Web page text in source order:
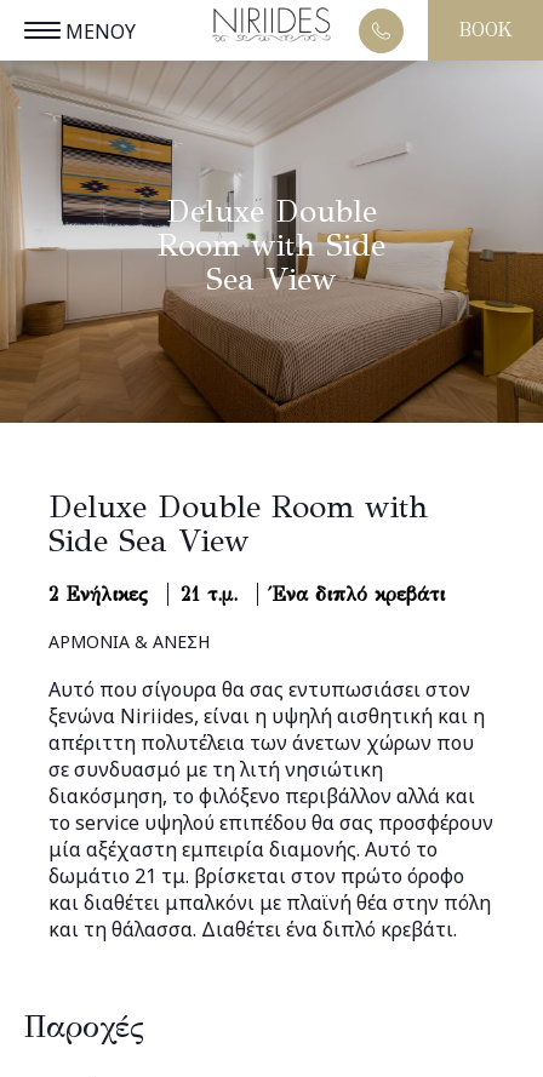
ΜΕΝΟΥ BOOK
Deluxe Double
Room with Side
Sea View
Deluxe Double Room with
Side Sea View
2 Ενήλικες 21 τ.μ. Ένα διπλό κρεβάτι
ΑΡΜΟΝΙΑ & ΑΝΕΣΗ
Αυτό που σίγουρα θα σας εντυπωσιάσει στον
ξενώνα Niriides, είναι η υψηλή αισθητική και η
απέριττη πολυτέλεια των άνετων χώρων που
σε συνδυασμό με τη λιτή νησιώτικη
διακόσμηση, το φιλόξενο περιβάλλον αλλά και
το service υψηλού επιπέδου θα σας προσφέρουν
μία αξέχαστη εμπειρία διαμονής. Αυτό το
δωμάτιο 21 τμ. βρίσκεται στον πρώτο όροφο
και διαθέτει μπαλκόνι με πλαϊνή θέα στην πόλη
και τη θάλασσα. Διαθέτει ένα διπλό κρεβάτι.
Παροχές